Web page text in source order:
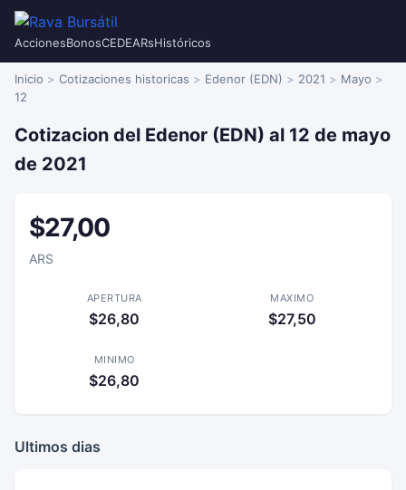
AccionesBonosCEDEARsHistóricos
Inicio Cotizaciones historicas Edenor (EDN) 2021
Mayo
12
Cotizacion del Edenor (EDN) al 12 de mayo
de 2021
$27,00
ARS
APERTURA
$26,80
MAXIMO
$27,50
MINIMO
$26,80
Ultimos dias